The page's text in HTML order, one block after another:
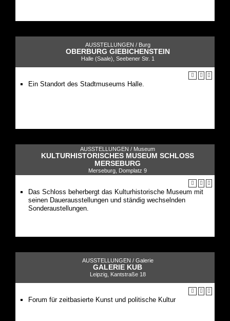
AUSSTELLUNGEN / Burg
OBERBURG GIEBICHENSTEIN
Halle (Saale), Seebener Str. 1
Ein Standort des Stadtmuseums Halle.
AUSSTELLUNGEN / Museum
KULTURHISTORISCHES MUSEUM SCHLOSS
MERSEBURG
Merseburg, Domplatz 9
Das Schloss beherbergt das Kulturhistorische Museum mit
seinen Dauerausstellungen und ständig wechselnden
Sonderaustellungen.
AUSSTELLUNGEN / Galerie
GALERIE KUB
Leipzig, Kantstraße 18
Forum für zeitbasierte Kunst und politische Kultur